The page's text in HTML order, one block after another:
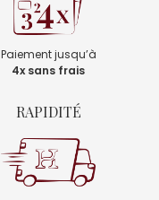
Paiement jusqu’à
4x sans frais
RAPIDITÉ